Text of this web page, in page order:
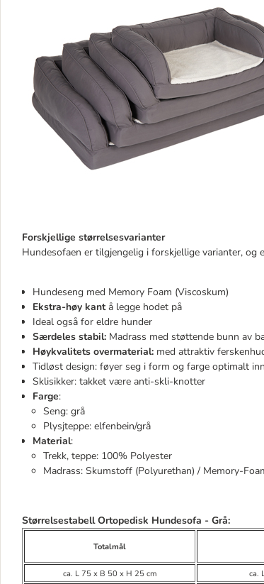
Forskjellige størrelsesvarianter
Hundesofaen er tilgjengelig i forskjellige varianter, og
Hundeseng med Memory Foam (Viscoskum)
Ekstra-høy kantå legge hodet på
Ideal også for eldre hunder
Særdeles stabil: Madrass med støttende bunn av
Høykvalitets overmaterial: med attraktiv
Tidløst design: føyer seg i form og farge optimalt
Sklisikker: takket være anti-skli-knotter
Farge:
Seng: grå
Plysjteppe: elfenbein/grå
Material:
Trekk, teppe: 100% Polyester
Madrass: Skumstoff (Polyurethan) / Memory-
Størrelsestabell Ortopedisk Hundesofa - Grå:
Totalmål
ca. L 75 x B 50 x H 25 cm
ca.